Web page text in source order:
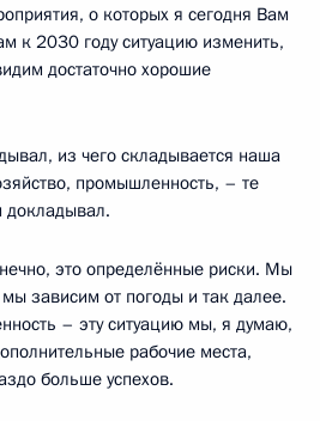
о которых я сегодня Вам
к 2030 году ситуацию изменить,
достаточно хорошие
из чего складывается наша
промышленность, – те
это определённые риски. Мы
зависим от погоды и так далее.
– эту ситуацию мы, я думаю,
рабочие места,
больше успехов.